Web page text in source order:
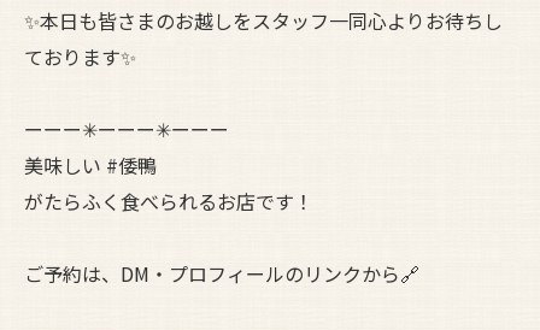
✨本日も皆さまのお越しをスタッフ一同心よりお待ちし
ております✨
ーーー✳︎ーーー✳︎ーーー
美味しい #倭鴨
がたらふく食べられるお店です！
ご予約は、DM・プロフィールのリンクから🔗